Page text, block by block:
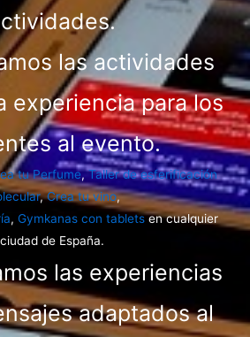
las actividades
experiencia para los
al evento.
tu Perfume,Taller de esferificación
,Crea tu vino,
, Gymkanas con tabletsen cualquier
ciudad de España.
las experiencias
adaptados al